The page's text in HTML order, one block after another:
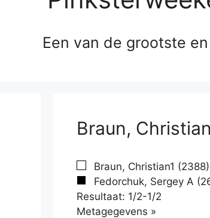
Een van de grootste
Braun,
Braun, Christian1 (2388)
Fedorchuk, Sergey A
Resultaat: 1/2-1/2
Metagegevens »